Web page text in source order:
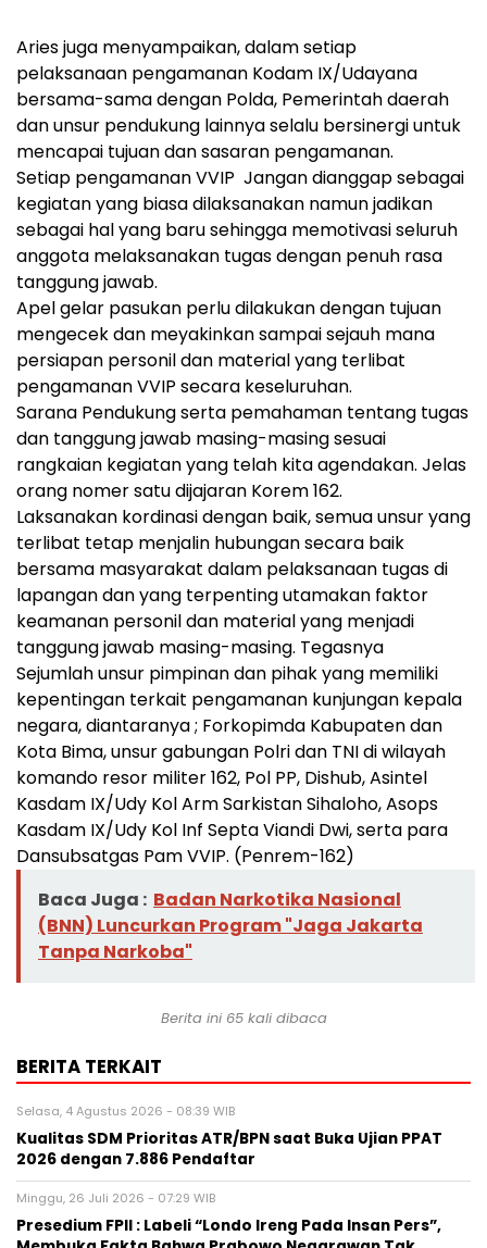
Aries juga menyampaikan, dalam setiap
pelaksanaan pengamanan Kodam IX/Udayana
bersama-sama dengan Polda, Pemerintah daerah
dan unsur pendukung lainnya selalu bersinergi untuk
mencapai tujuan dan sasaran pengamanan.
Setiap pengamanan VVIP Jangan dianggap sebagai
kegiatan yang biasa dilaksanakan namun jadikan
sebagai hal yang baru sehingga memotivasi seluruh
anggota melaksanakan tugas dengan penuh rasa
tanggung jawab.
Apel gelar pasukan perlu dilakukan dengan tujuan
mengecek dan meyakinkan sampai sejauh mana
persiapan personil dan material yang terlibat
pengamanan VVIP secara keseluruhan.
Sarana Pendukung serta pemahaman tentang tugas
dan tanggung jawab masing-masing sesuai
rangkaian kegiatan yang telah kita agendakan. Jelas
orang nomer satu dijajaran Korem 162.
Laksanakan kordinasi dengan baik, semua unsur yang
terlibat tetap menjalin hubungan secara baik
bersama masyarakat dalam pelaksanaan tugas di
lapangan dan yang terpenting utamakan faktor
keamanan personil dan material yang menjadi
tanggung jawab masing-masing. Tegasnya
Sejumlah unsur pimpinan dan pihak yang memiliki
kepentingan terkait pengamanan kunjungan kepala
negara, diantaranya ; Forkopimda Kabupaten dan
Kota Bima, unsur gabungan Polri dan TNI di wilayah
komando resor militer 162, Pol PP, Dishub, Asintel
Kasdam IX/Udy Kol Arm Sarkistan Sihaloho, Asops
Kasdam IX/Udy Kol Inf Septa Viandi Dwi, serta para
Dansubsatgas Pam VVIP. (Penrem-162)
Baca Juga : Badan Narkotika Nasional
(BNN) Luncurkan Program "Jaga Jakarta
Tanpa Narkoba"
Berita ini 65 kali dibaca
BERITA TERKAIT
Selasa, 4 Agustus 2026 - 08:39 WIB
Kualitas SDM Prioritas ATR/BPN saat Buka Ujian PPAT
2026 dengan 7.886 Pendaftar
Minggu, 26 Juli 2026 - 07:29 WIB
Presedium FPII : Labeli “Londo Ireng Pada Insan Pers”,